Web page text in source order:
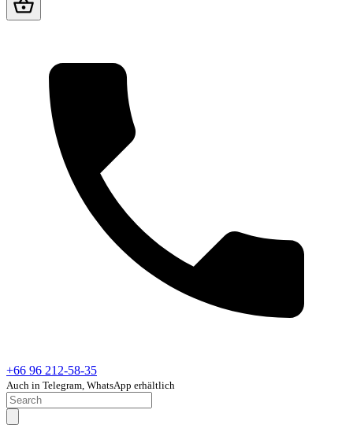
+66 96 212-58-35
Auch in Telegram, WhatsApp erhältlich